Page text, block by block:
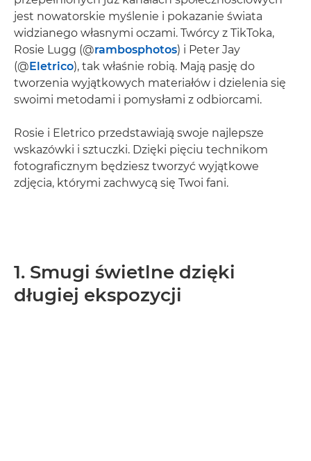
jest nowatorskie myślenie i pokazanie świata
widzianego własnymi oczami. Twórcy z TikToka,
Rosie Lugg (@rambosphotos) i Peter Jay
(@Eletrico), tak właśnie robią. Mają pasję do
tworzenia wyjątkowych materiałów i dzielenia się
swoimi metodami i pomysłami z odbiorcami.
Rosie i Eletrico przedstawiają swoje najlepsze
wskazówki i sztuczki. Dzięki pięciu technikom
fotograficznym będziesz tworzyć wyjątkowe
zdjęcia, którymi zachwycą się Twoi fani.
1. Smugi świetlne dzięki
długiej ekspozycji